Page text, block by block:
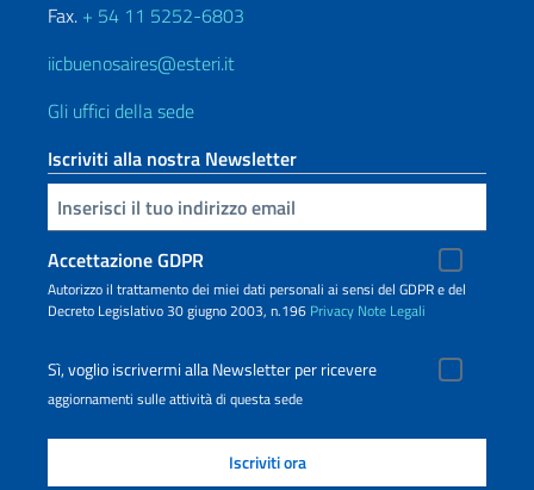
Fax. + 54 11 5252-6803
iicbuenosaires@esteri.it
Gli uffici della sede
Iscriviti alla nostra Newsletter
Inserisci la tua email
Accettazione GDPR
Autorizzo il trattamento dei miei dati personali ai sensi del GDPR e del
Decreto Legislativo 30 giugno 2003, n.196 Privacy Note Legali
Sì, voglio iscrivermi alla Newsletter per ricevere
aggiornamenti sulle attività di questa sede